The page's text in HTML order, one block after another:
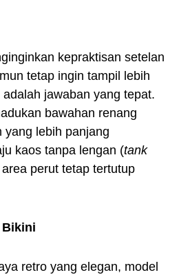
kepraktisan setelan
tetap ingin tampil lebih
jawaban yang tepat.
bawahan renang
yang lebih panjang
kaos tanpa lengan (tank
perut tetap tertutup
Bikini
retro yang elegan, model